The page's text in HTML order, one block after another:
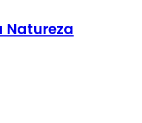
Natureza